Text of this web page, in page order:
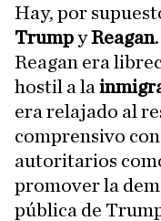
Hay, por
TrumpyReagan
Reagan era
hostil a la
era relajado al
comprensivo
autoritarios
promover la
pública de